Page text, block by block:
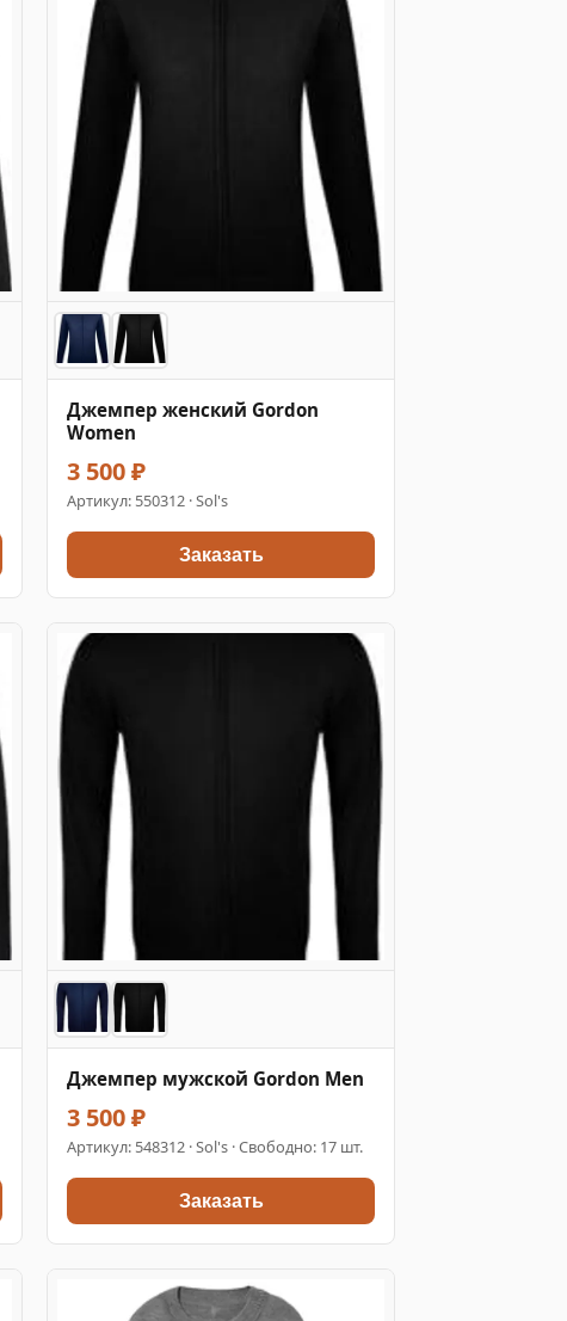
Джемпер женский Gordon
Women
3 500 ₽
Артикул: 550312 · Sol's
Заказать
Джемпер мужской Gordon Men
3 500 ₽
Артикул: 548312 · Sol's · Свободно: 17 шт.
Заказать